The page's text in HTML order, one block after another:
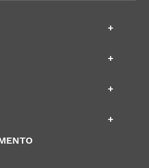
+
+
+
+